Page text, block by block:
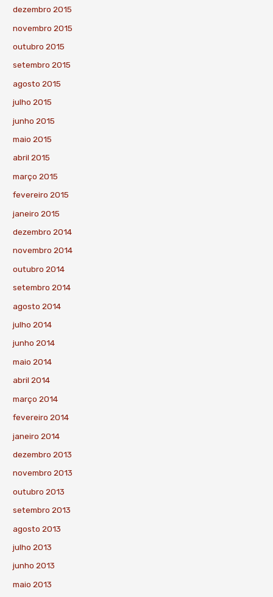
dezembro 2015
novembro 2015
outubro 2015
setembro 2015
agosto 2015
julho 2015
junho 2015
maio 2015
abril 2015
março 2015
fevereiro 2015
janeiro 2015
dezembro 2014
novembro 2014
outubro 2014
setembro 2014
agosto 2014
julho 2014
junho 2014
maio 2014
abril 2014
março 2014
fevereiro 2014
janeiro 2014
dezembro 2013
novembro 2013
outubro 2013
setembro 2013
agosto 2013
julho 2013
junho 2013
maio 2013